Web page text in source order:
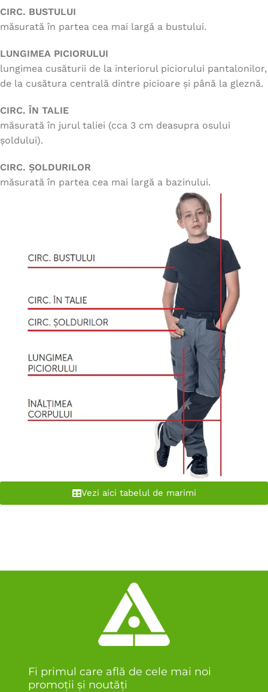
CIRC. BUSTULUI
măsurată în partea cea mai largă a bustului.
LUNGIMEA PICIORULUI
lungimea cusăturii de la interiorul piciorului pantalonilor,
de la cusătura centrală dintre picioare și până la gleznă.
CIRC. ÎN TALIE
măsurată în jurul taliei (cca 3 cm deasupra osului
șoldului).
CIRC. ȘOLDURILOR
măsurată în partea cea mai largă a bazinului.
Vezi aici tabelul de marimi
Fi primul care află de cele mai noi
promoții și noutăți